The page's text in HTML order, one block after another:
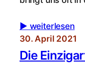
▶︎ weiterlesen
30. April 2021
Die